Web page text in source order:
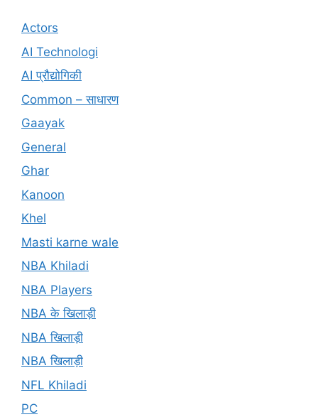
Actors
AI Technologi
AI प्रौद्योगिकी
Common – साधारण
Gaayak
General
Ghar
Kanoon
Khel
Masti karne wale
NBA Khiladi
NBA Players
NBA के खिलाड़ी
NBA खिलाड़ी
NBA खिलाड़ी
NFL Khiladi
PC